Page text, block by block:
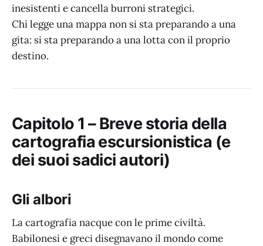
inesistenti e cancella burroni strategici.
Chi legge una mappa non si sta preparando a una
gita: si sta preparando a una lotta con il proprio
destino.
Capitolo 1 – Breve storia della
cartografia escursionistica (e
dei suoi sadici autori)
Gli albori
La cartografia nacque con le prime civiltà.
Babilonesi e greci disegnavano il mondo come